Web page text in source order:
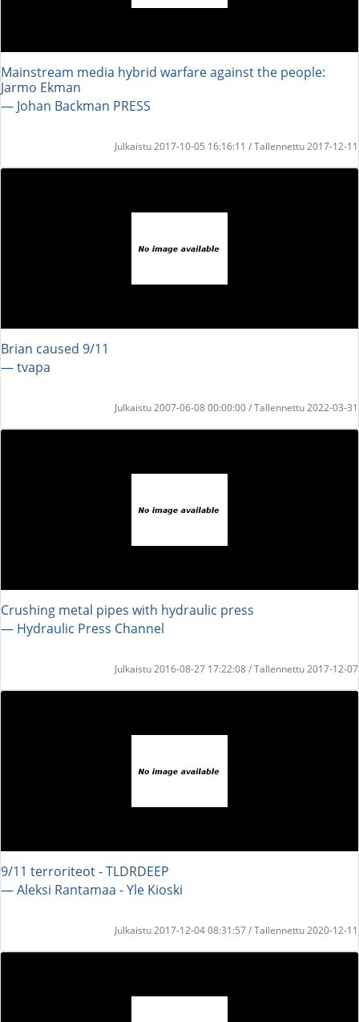
Mainstream media hybrid warfare against the people:
Jarmo Ekman
― Johan Backman PRESS
Julkaistu 2017-10-05 16:16:11 / Tallennettu 2017-12-11
Brian caused 9/11
― tvapa
Julkaistu 2007-06-08 00:00:00 / Tallennettu 2022-03-31
Crushing metal pipes with hydraulic press
― Hydraulic Press Channel
Julkaistu 2016-08-27 17:22:08 / Tallennettu 2017-12-07
9/11 terroriteot - TLDRDEEP
― Aleksi Rantamaa - Yle Kioski
Julkaistu 2017-12-04 08:31:57 / Tallennettu 2020-12-11